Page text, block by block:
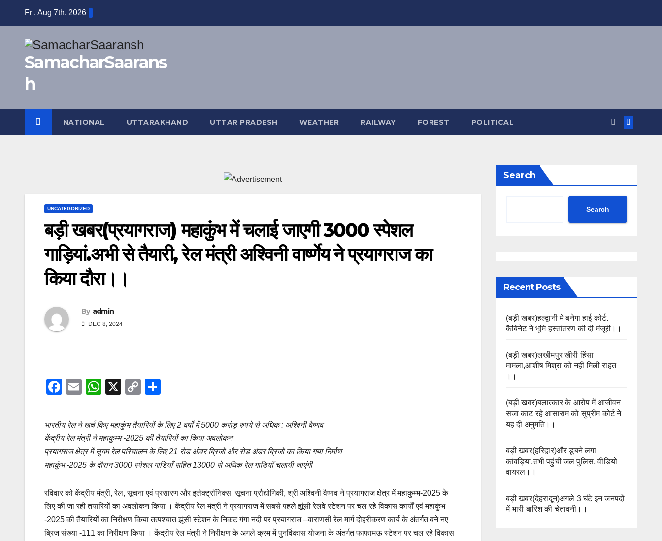
Fri. Aug 7th, 2026
SamacharSaarans
h
NATIONAL UTTARAKHAND UTTAR PRADESH WEATHER RAILWAY FOREST POLITICAL
UNCATEGORIZED
बड़ी खबर(प्रयागराज) महाकुंभ में चलाई जाएगी 3000 स्पेशल
गाड़ियां.अभी से तैयारी, रेल मंत्री अश्विनी वार्ष्णेय ने प्रयागराज का
किया दौरा।।
By admin
DEC 8, 2024
F
c
e
b
o
k
E
ail
W
at
s
A
p
X
C
p
y
Li
n
ar
e
भारतीय रेल ने खर्च किए महाकुंभ तैयारियों के लिए 2 वर्षों में 5000 करोड़ रुपये से अधिक : अश्विनी वैष्णव
केंद्रीय रेल मंत्री ने महाकुम्भ -2025 की तैयारियों का किया अवलोकन
प्रयागराज क्षेत्र में सुगम रेल परिचालन के लिए 21 रोड ओवर ब्रिजों और रोड अंडर ब्रिजों का किया गया निर्माण
महाकुंभ -2025 के दौरान 3000 स्पेशल गाडियाँ सहित 13000 से अधिक रेल गाडियाँ चलायी जाएंगी
रविवार को केंद्रीय मंत्री, रेल, सूचना एवं प्रसारण और इलेक्ट्रॉनिक्स, सूचना प्रौद्योगिकी, श्री अश्विनी वैष्णव ने प्रयागराज क्षेत्र में महाकुम्भ-2025 के
लिए की जा रही तयारियों का अवलोकन किया । केंद्रीय रेल मंत्री ने प्रयागराज में सबसे पहले झूंसी रेलवे स्टेशन पर चल रहे विकास कार्यों एवं महाकुंभ
-2025 की तैयारियों का निरीक्षण किया तत्पश्चात झूंसी स्टेशन के निकट गंगा नदी पर प्रयागराज –वाराणसी रेल मार्ग दोहरीकरण कार्य के अंतर्गत बने नए
ब्रिज संख्या -111 का निरीक्षण किया । केंद्रीय रेल मंत्री ने निरीक्षण के अगले क्रम में पुनर्विकास योजना के अंतर्गत फाफामऊ स्टेशन पर चल रहे विकास
Search
Search
Recent Posts
(बड़ी खबर)हल्द्वानी में बनेगा हाई कोर्ट.
कैबिनेट ने भूमि हस्तांतरण की दी मंजूरी।।
(बड़ी खबर)लखीमपुर खीरी हिंसा
मामला,आशीष मिश्रा को नहीं मिली राहत
।।
(बड़ी खबर)बलात्कार के आरोप में आजीवन
सजा काट रहे आसाराम को सुप्रीम कोर्ट ने
यह दी अनुमति।।
बड़ी खबर(हरिद्वार)और डूबने लगा
कांवड़िया,तभी पहुंची जल पुलिस, वीडियो
वायरल।।
बड़ी खबर(देहरादून)अगले 3 घंटे इन जनपदों
में भारी बारिश की चेतावनी।।